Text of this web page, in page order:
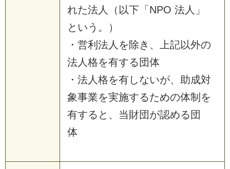
れた法人（以下「NPO 法人」
という。）
・営利法人を除き、上記以外の
法人格を有する団体
・法人格を有しないが、助成対
象事業を実施するための体制を
有すると、当財団が認める団
体